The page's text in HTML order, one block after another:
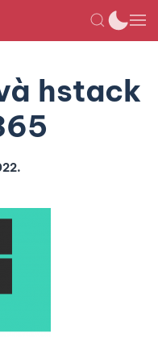
hstack
.